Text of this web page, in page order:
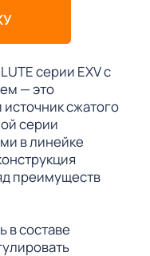
серии EXV с
— это
сжатого
серии
в линейке
преимуществ
в составе